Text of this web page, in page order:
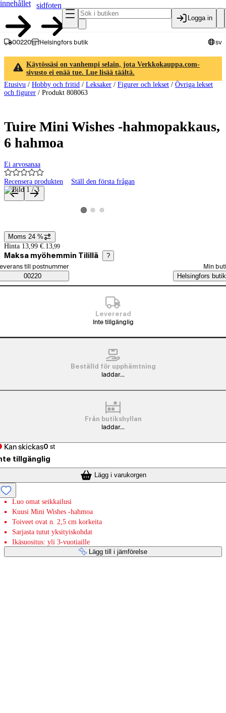
innehållet
sidfoten
Logga in
00220 Helsingfors butik sv
Käytössäsi on vanhempi selain, jota Verkkokauppa.com-
sivusto ei enää tue. Lue lisää täältä.
Etusivu / Hobby och fritid / Leksaker / Figurer och lekset / Övriga lekset
och figurer / Produkt 808063
Tuire Mini Wishes -hahmopakkaus,
6 hahmoa
Ei arvosanaa
Recensera produkten Ställ den första frågan
Produktbilder och videor
Visa produktbild 1
Visa produktbild 2
Visa produktbild 3
Prisinformation
Moms 24 %
Hinta 13,99 €. 13,99
Maksa myöhemmin Tilillä ?
Saatavuustiedot
beställningssätt
till postnummer
00220
Min
Helsingfors butik
Levererad
Inte tillgänglig
Beställd för upphämtning
laddar...
Från butikshyllan
laddar...
Kan skickas0 st
tillgänglig
Lägg i varukorgen
Luo omat seikkailusi
Kuusi Mini Wishes -hahmoa
Toiveet ovat n. 2,5 cm korkeita
Sarjasta tutut yksityiskohdat
Ikäsuositus: yli 3-vuotiaille
Lägg till i jämförelse